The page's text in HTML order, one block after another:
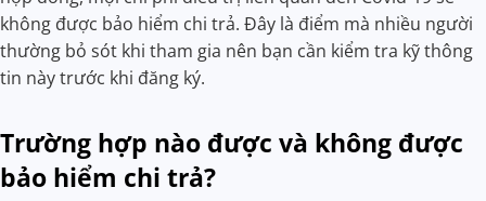
không được bảo hiểm chi trả. Đây là điểm mà nhiều người
thường bỏ sót khi tham gia nên bạn cần kiểm tra kỹ thông
tin này trước khi đăng ký.
Trường hợp nào được và không được
bảo hiểm chi trả?